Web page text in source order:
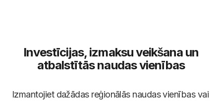
Investīcijas, izmaksu veikšana un
atbalstītās naudas vienības
Izmantojiet dažādas reģionālās naudas vienības vai